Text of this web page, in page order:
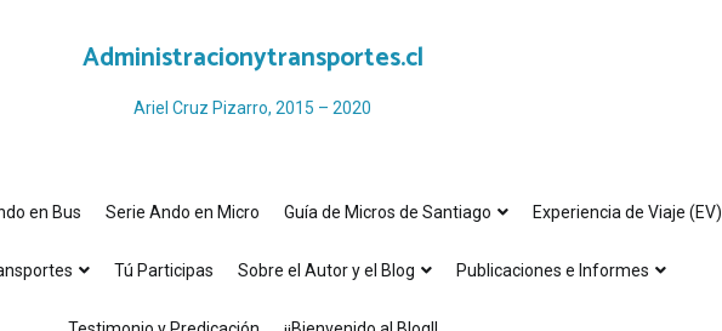
Administracionytransportes.cl
Ariel Cruz Pizarro, 2015 – 2020
en Bus Serie Ando en Micro Guía de Micros de Santiago Experiencia de Viaje (EV)
Tú Participas Sobre el Autor y el Blog Publicaciones e Informes